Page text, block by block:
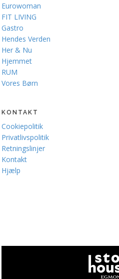
Eurowoman
FIT LIVING
Gastro
Hendes Verden
Her & Nu
Hjemmet
RUM
Vores Børn
KONTAKT
Cookiepolitik
Privatlivspolitik
Retningslinjer
Kontakt
Hjælp